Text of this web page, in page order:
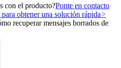
con el producto?Ponte en contacto
obtener una solución rápida>
recuperar mensajes borrados de